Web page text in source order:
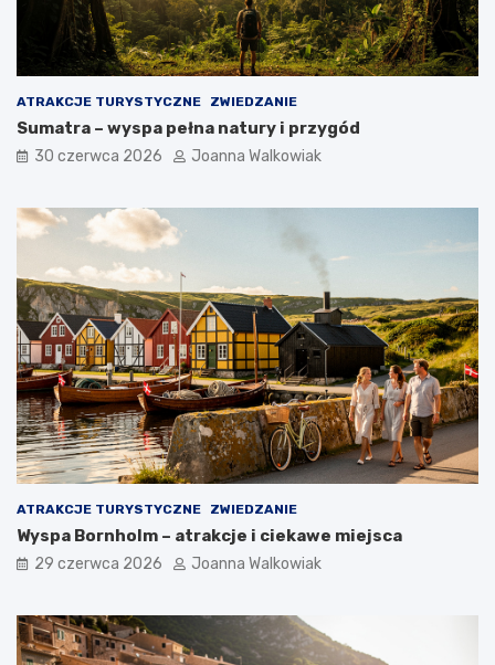
ATRAKCJE TURYSTYCZNE ZWIEDZANIE
Sumatra – wyspa pełna natury i przygód
30 czerwca 2026 Joanna Walkowiak
ATRAKCJE TURYSTYCZNE ZWIEDZANIE
Wyspa Bornholm – atrakcje i ciekawe miejsca
29 czerwca 2026 Joanna Walkowiak